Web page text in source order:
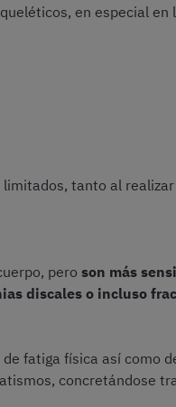
en especial en
tanto al
pero son más
discales o incluso
fatiga física así como
concretándose